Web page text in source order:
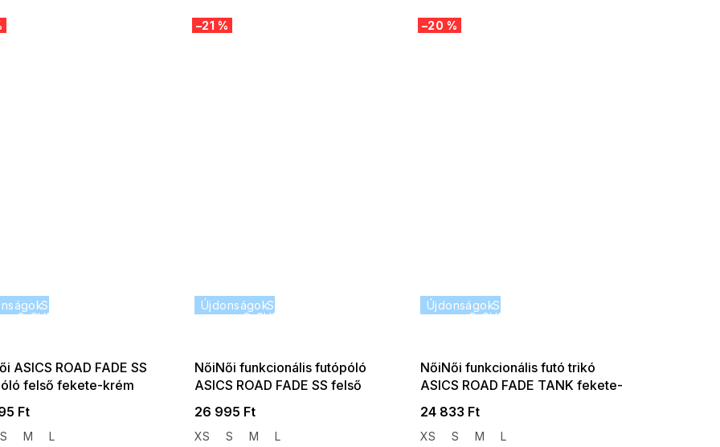
SUMMER SALE -35% ?
G_SUMMER35:35:HUF:P:f!2026-
ASICS ROAD FADE SS
felső fekete-krém
Ft
S M L
ÚjdonságokSUMMER SALE -35% ?
G_SUMMER35:35:HUF:P:f!2026-
–21 %
NőiNői funkcionális futópóló
ASICS ROAD FADE SS felső
26 995 Ft
XS S M L
ÚjdonságokSUMMER SALE -35% ?
G_SUMMER35:35:HUF:P:f!2026-
–20 %
NőiNői funkcionális futó trikó
ASICS ROAD FADE TANK fekete-
24 833 Ft
XS S M L